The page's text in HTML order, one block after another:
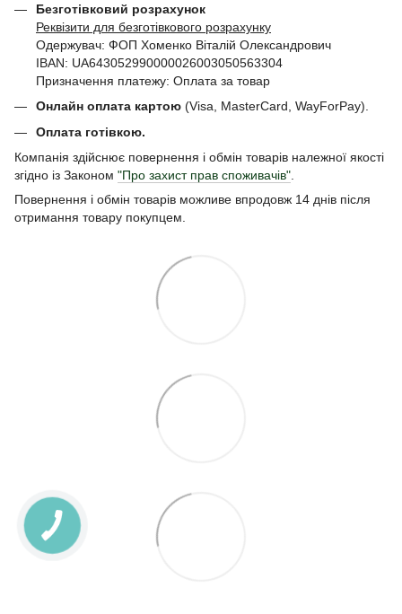
Безготівковий розрахунок
Реквізити для безготівкового розрахунку
Одержувач: ФОП Хоменко Віталій Олександрович
IBAN: UA643052990000026003050563304
Призначення платежу: Оплата за товар
Онлайн оплата картою (Visa, MasterCard, WayForPay).
Оплата готівкою.
Компанія здійснює повернення і обмін товарів належної якості
згідно із Законом "Про захист прав споживачів"
Повернення і обмін товарів можливе впродовж 14 днів після
отримання товару покупцем.